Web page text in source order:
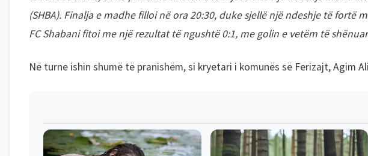
(SHBA). Finalja e madhe filloi në ora 20:30, duke sjellë një ndeshje të fortë
FC Shabani fitoi me një rezultat të ngushtë 0:1, me golin e vetëm të
Në turne ishin shumë të pranishëm, si kryetari i komunës së Ferizajt, Agim